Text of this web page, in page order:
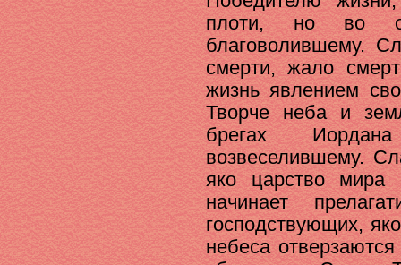
плоти, но во
благоволившему.
смерти, жало
жизнь явлением
Творче неба и
брегах
возвеселившему.
яко царство мира
начинает
господствующих,
небеса